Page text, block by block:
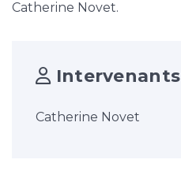
Catherine Novet.
Intervenants
Catherine Novet